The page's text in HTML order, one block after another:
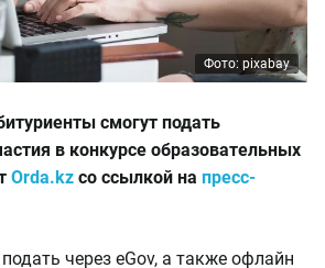
Фото: pixabay
смогут подать
в конкурсе образовательных
Orda.kz со ссылкой на пресс-
через eGov, а также офлайн